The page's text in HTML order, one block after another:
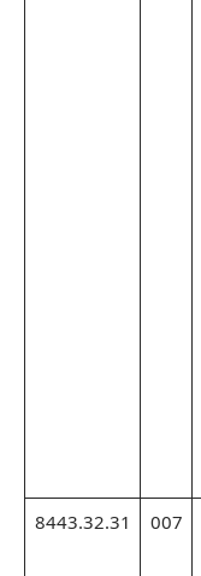
8443.32.31
007